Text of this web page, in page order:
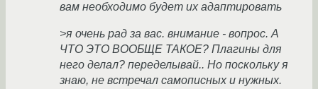
вам необходимо будет их адаптировать
>я очень рад за вас. внимание - вопрос. А
ЧТО ЭТО ВООБЩЕ ТАКОЕ? Плагины для
него делал? переделывай.. Но поскольку я
знаю, не встречал самописных и нужных.